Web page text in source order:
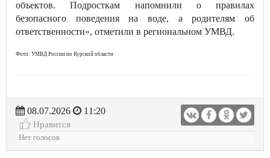
объектов. Подросткам напомнили о правилах
безопасного поведения на воде, а родителям об
ответственности», отметили в региональном УМВД.
Фото: УМВД России по Курской области
08.07.2026
11:20
Нравится
Нет голосов